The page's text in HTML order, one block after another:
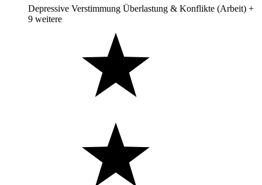
Depressive Verstimmung Überlastung & Konflikte (Arbeit) +
9 weitere